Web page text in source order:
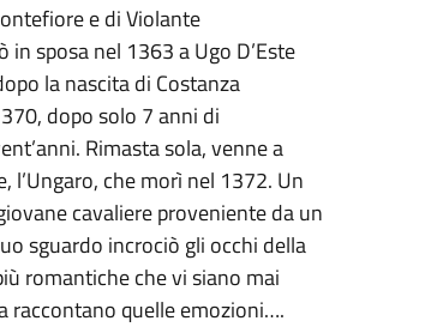
e di Violante
in sposa nel 1363 a Ugo D’Este
la nascita di Costanza
dopo solo 7 anni di
Rimasta sola, venne a
che morì nel 1372. Un
cavaliere proveniente da un
sguardo incrociò gli occhi della
romantiche che vi siano mai
raccontano quelle emozioni….